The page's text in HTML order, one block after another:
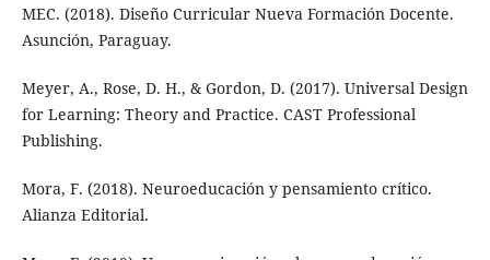
MEC. (2018). Diseño Curricular Nueva Formación Docente.
Asunción, Paraguay.
Meyer, A., Rose, D. H., & Gordon, D. (2017). Universal Design
for Learning: Theory and Practice. CAST Professional
Publishing.
Mora, F. (2018). Neuroeducación y pensamiento crítico.
Alianza Editorial.